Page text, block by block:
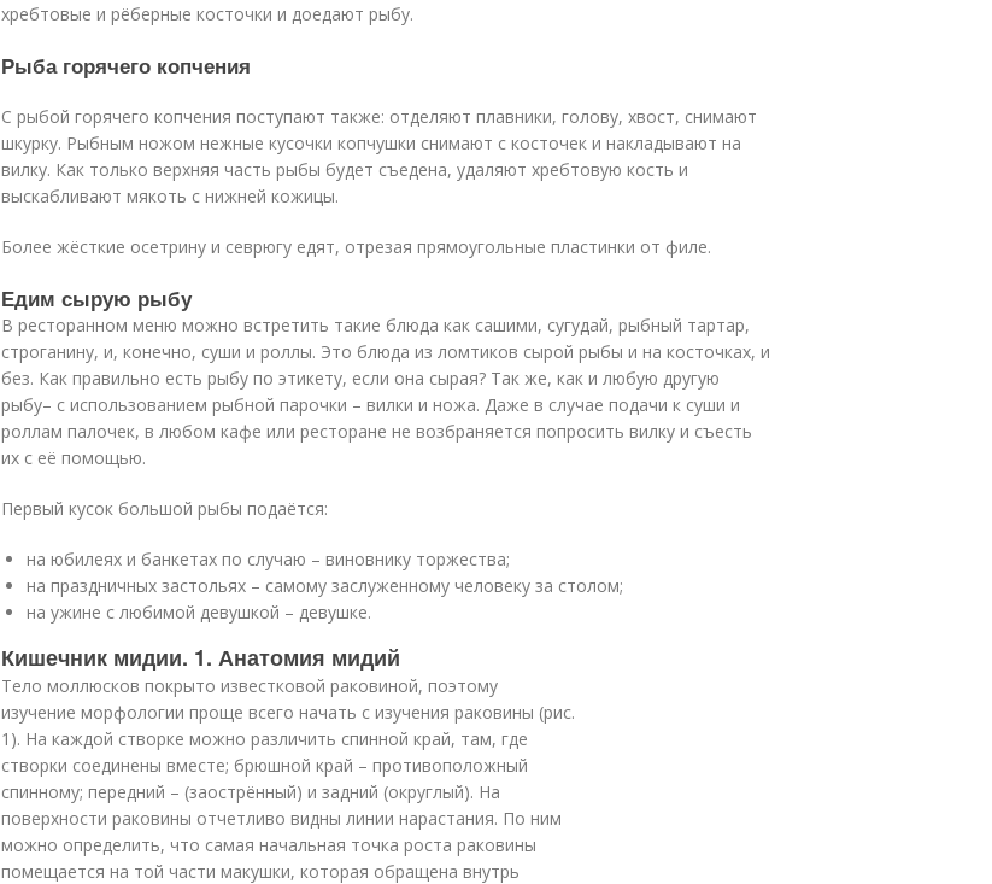
хребтовые и рёберные косточки и доедают рыбу.
Рыба горячего копчения
С рыбой горячего копчения поступают также: отделяют плавники, голову, хвост, снимают
шкурку. Рыбным ножом нежные кусочки копчушки снимают с косточек и накладывают на
вилку. Как только верхняя часть рыбы будет съедена, удаляют хребтовую кость и
выскабливают мякоть с нижней кожицы.
Более жёсткие осетрину и севрюгу едят, отрезая прямоугольные пластинки от филе.
Едим сырую рыбу
В ресторанном меню можно встретить такие блюда как сашими, сугудай, рыбный тартар,
строганину, и, конечно, суши и роллы. Это блюда из ломтиков сырой рыбы и на косточках, и
без. Как правильно есть рыбу по этикету, если она сырая? Так же, как и любую другую
рыбу– с использованием рыбной парочки – вилки и ножа. Даже в случае подачи к суши и
роллам палочек, в любом кафе или ресторане не возбраняется попросить вилку и съесть
их с её помощью.
Первый кусок большой рыбы подаётся:
на юбилеях и банкетах по случаю – виновнику торжества;
на праздничных застольях – самому заслуженному человеку за столом;
на ужине с любимой девушкой – девушке.
Кишечник мидии. 1. Анатомия мидий
Тело моллюсков покрыто известковой раковиной, поэтому
изучение морфологии проще всего начать с изучения раковины (рис.
1). На каждой створке можно различить спинной край, там, где
створки соединены вместе; брюшной край – противоположный
спинному; передний – (заострённый) и задний (округлый). На
поверхности раковины отчетливо видны линии нарастания. По ним
можно определить, что самая начальная точка роста раковины
помещается на той части макушки, которая обращена внутрь